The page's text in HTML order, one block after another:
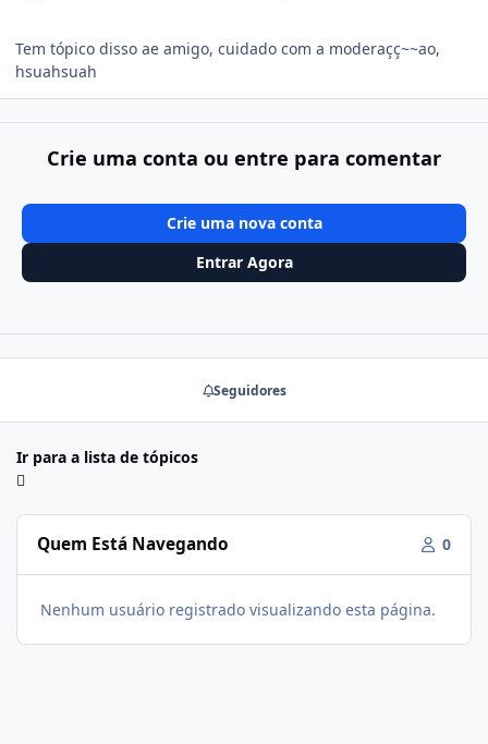
Tem tópico disso ae amigo, cuidado com a moderaçç~~ao,
hsuahsuah
Crie uma conta ou entre para comentar
Crie uma nova conta
Entrar Agora
Seguidores
Ir para a lista de tópicos
Quem Está Navegando 0
Nenhum usuário registrado visualizando esta página.